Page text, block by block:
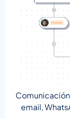
email,